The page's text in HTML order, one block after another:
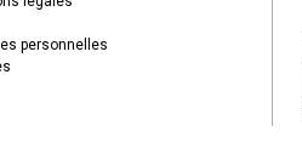
personnelles